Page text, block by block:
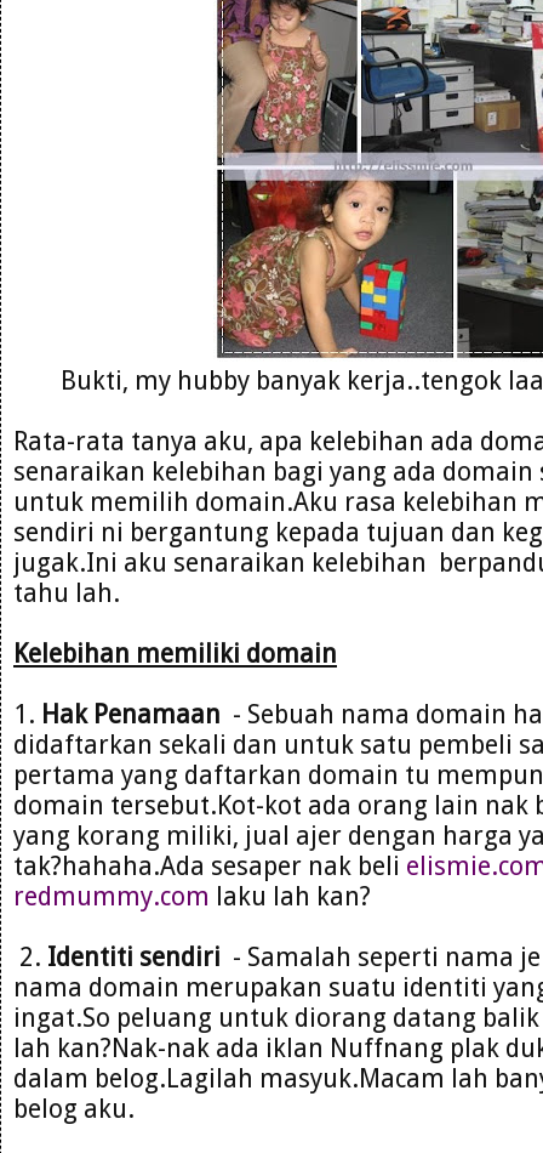
Bukti, my hubby banyak kerja..tengok
Rata-rata tanya aku, apa kelebihan ada
senaraikan kelebihan bagi yang ada domain
untuk memilih domain.Aku rasa kelebihan
sendiri ni bergantung kepada tujuan dan
jugak.Ini aku senaraikan kelebihan
tahu lah.
Kelebihan memiliki domain
1. Hak Penamaan - Sebuah nama domain
didaftarkan sekali dan untuk satu pembeli
pertama yang daftarkan domain tu
domain tersebut.Kot-kot ada orang lain nak
yang korang miliki, jual ajer dengan harga
tak?hahaha.Ada sesaper nak beli
redmummy.com laku lah kan?
2. Identiti sendiri - Samalah seperti nama
nama domain merupakan suatu identiti
ingat.So peluang untuk diorang datang
lah kan?Nak-nak ada iklan Nuffnang plak
dalam belog.Lagilah masyuk.Macam lah
belog aku.